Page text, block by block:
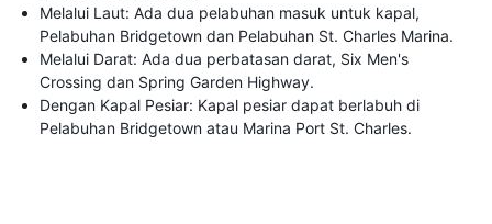
Melalui Laut: Ada dua pelabuhan masuk untuk kapal,
Pelabuhan Bridgetown dan Pelabuhan St. Charles Marina.
Melalui Darat: Ada dua perbatasan darat, Six Men's
Crossing dan Spring Garden Highway.
Dengan Kapal Pesiar: Kapal pesiar dapat berlabuh di
Pelabuhan Bridgetown atau Marina Port St. Charles.